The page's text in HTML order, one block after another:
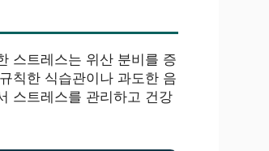
스트레스는 위산 분비를 증
칙한 식습관이나 과도한 음
스트레스를 관리하고 건강